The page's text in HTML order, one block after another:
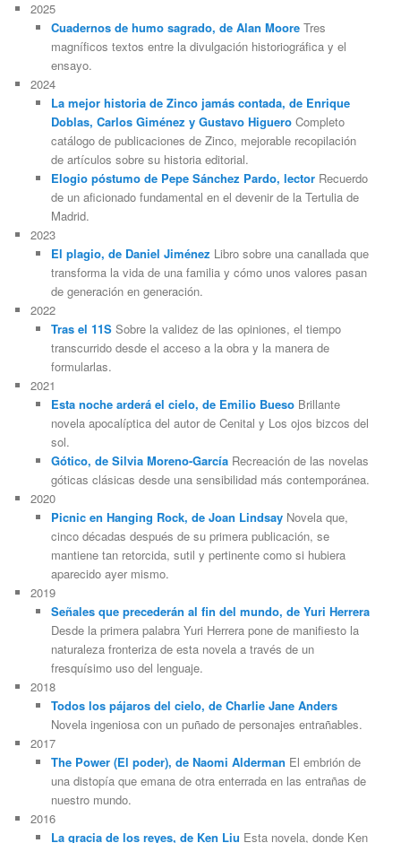
2025
Cuadernos de humo sagrado, de Alan MooreTres
magníficos textos entre la divulgación historiográfica y el
ensayo.
2024
La mejor historia de Zinco jamás contada, de Enrique
Doblas, Carlos Giménez y Gustavo HigueroCompleto
catálogo de publicaciones de Zinco, mejorable recopilación
de artículos sobre su historia editorial.
Elogio póstumo de Pepe Sánchez Pardo, lectorRecuerdo
de un aficionado fundamental en el devenir de la Tertulia de
Madrid.
2023
El plagio, de Daniel Jiménez Libro sobre una canallada que
transforma la vida de una familia y cómo unos valores pasan
de generación en generación.
2022
Tras el 11SSobre la validez de las opiniones, el tiempo
transcurrido desde el acceso a la obra y la manera de
formularlas.
2021
Esta noche arderá el cielo, de Emilio BuesoBrillante
novela apocalíptica del autor de Cenital y Los ojos bizcos del
sol.
Gótico, de Silvia Moreno-GarcíaRecreación de las novelas
góticas clásicas desde una sensibilidad más contemporánea.
2020
Picnic en Hanging Rock, de Joan LindsayNovela que,
cinco décadas después de su primera publicación, se
mantiene tan retorcida, sutil y pertinente como si hubiera
aparecido ayer mismo.
2019
Señales que precederán al fin del mundo, de Yuri Herrera
Desde la primera palabra Yuri Herrera pone de manifiesto la
naturaleza fronteriza de esta novela a través de un
fresquísimo uso del lenguaje.
2018
Todos los pájaros del cielo, de Charlie Jane Anders
Novela ingeniosa con un puñado de personajes entrañables.
2017
The Power (El poder), de Naomi Alderman El embrión de
una distopía que emana de otra enterrada en las entrañas de
nuestro mundo.
2016
La gracia de los reyes, de Ken Liu Esta novela, donde Ken